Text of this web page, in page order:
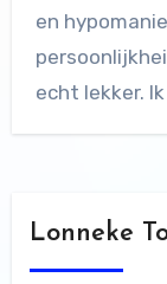
en
echt lekker.
Lonneke